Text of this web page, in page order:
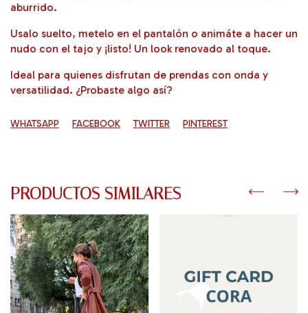
aburrido.
Usalo suelto, metelo en el pantalón o animáte a hacer un
nudo con el tajo y ¡listo! Un look renovado al toque.
Ideal para quienes disfrutan de prendas con onda y
versatilidad. ¿Probaste algo así?
WHATSAPP FACEBOOK TWITTER PINTEREST
PRODUCTOS SIMILARES